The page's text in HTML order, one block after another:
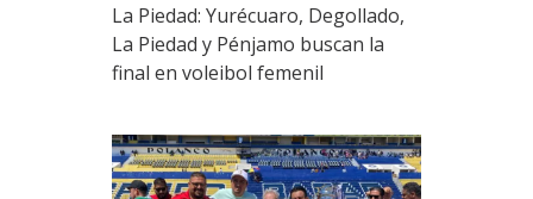
La Piedad: Yurécuaro, Degollado,
La Piedad y Pénjamo buscan la
final en voleibol femenil